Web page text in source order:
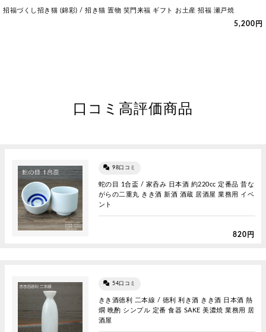
招福づくし招き猫 (錦彩) / 招き猫 置物 笑門来福 ギフト お土産 招福 瀬戸焼
5,200円
口コミ高評価商品
98口コミ
蛇の目 1合盃 / 家呑み 日本酒 約220cc 定番品 昔な
がらの二重丸 きき酒 新酒 酒蔵 居酒屋 業務用 イベ
ント
820円
54口コミ
きき酒徳利 二本線 / 徳利 利き酒 きき酒 日本酒 熱
燗 晩酌 シンプル 定番 食器 SAKE 美濃焼 業務用 居
酒屋